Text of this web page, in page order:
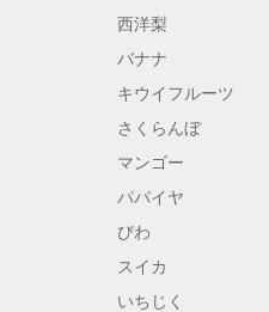
西洋梨
バナナ
キウイフルーツ
さくらんぼ
マンゴー
パパイヤ
びわ
スイカ
いちじく